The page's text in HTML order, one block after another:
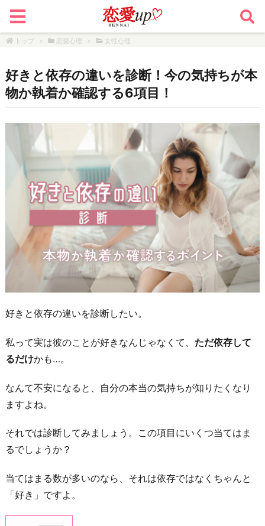
トップ > 恋愛心理 > 女性心理
好きと依存の違いを診断！今の気持ちが本
物か執着か確認する6項目！
好きと依存の違いを診断したい。
私って実は彼のことが好きなんじゃなくて、 ただ依存して
るだけかも…。
なんて不安になると、自分の本当の気持ちが知りたくなり
ますよね。
それでは診断してみましょう。この項目にいくつ当てはま
るでしょうか？
当てはまる数が多いのなら、それは依存ではなくちゃんと
「好き」ですよ。